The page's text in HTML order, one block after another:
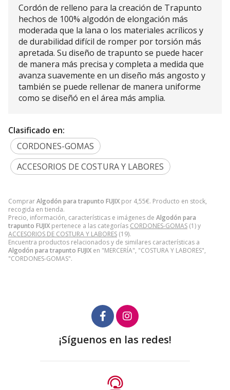
ComprarAlgodón para trapunto FUJIX por 4,55€. Producto en stock,
recogida en tienda.
Precio, información, características e imágenes de Algodón para
trapunto FUJIX pertenece a las categorías CORDONES-GOMAS (1) y
ACCESORIOS DE COSTURA Y LABORES (19).
Encuentra productos relacionados y de similares características a
Algodón para trapunto FUJIX en "MERCERÍA", "COSTURA Y LABORES",
"CORDONES-GOMAS".
Cordón de relleno para la creación de Trapunto
hechos de 100% algodón de elongación más
moderada que la lana o los materiales acrílicos y
de durabilidad difícil de romper por torsión más
apretada. Su diseño de trapunto se puede hacer
de manera más precisa y completa a medida que
avanza suavemente en un diseño más angosto y
también se puede rellenar de manera uniforme
como se diseñó en el área más amplia.
Clasificado en:
CORDONES-GOMAS
ACCESORIOS DE COSTURA Y LABORES
¡Síguenos en las redes!